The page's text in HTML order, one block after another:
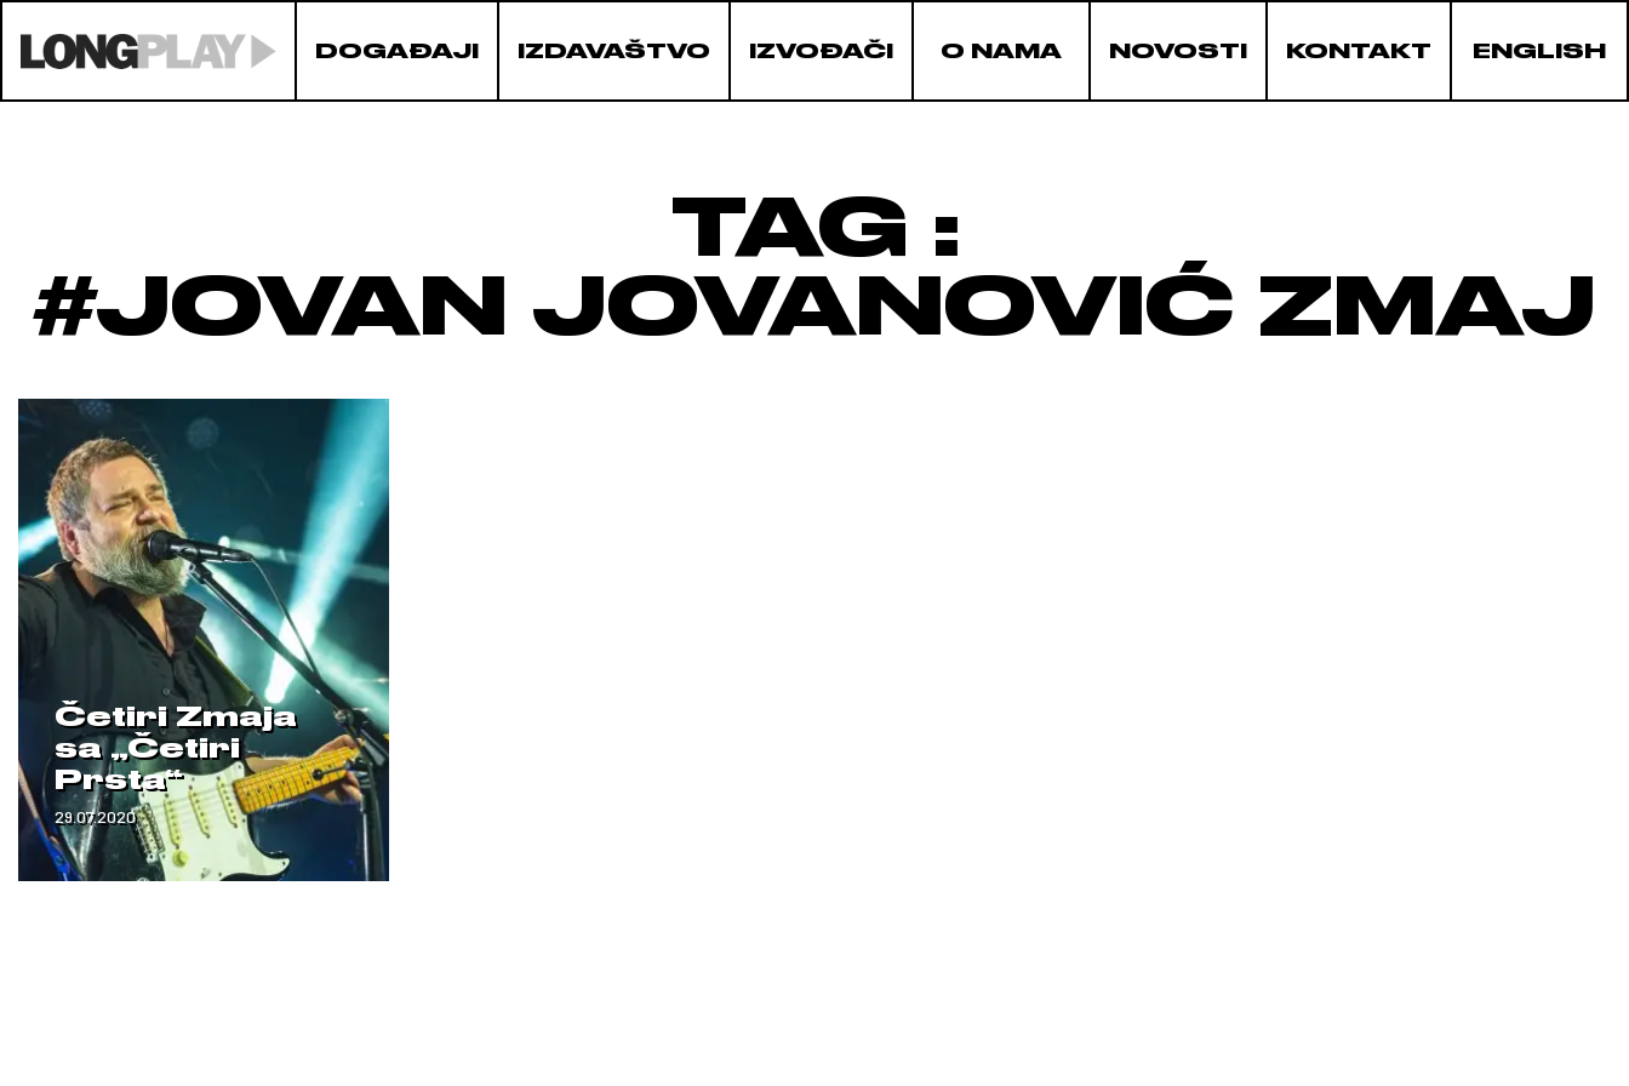
DOGAĐAJI IZDAVAŠTVO IZVOĐAČI O NAMA NOVOSTI KONTAKT ENGLISH
TAG :
#JOVAN JOVANOVIĆ ZMAJ
Četiri Zmaja
sa „Četiri
Prsta“
29.07.2020